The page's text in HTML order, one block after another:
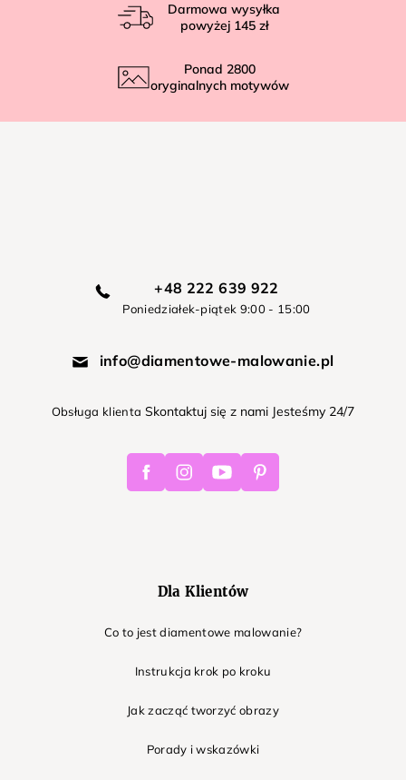
Darmowa wysyłka
powyżej 145 zł
Ponad 2800
oryginalnych motywów
+48 222 639 922
Poniedziałek-piątek 9:00 - 15:00
info@diamentowe-malowanie.pl
Obsługa klienta Skontaktuj się z nami Jesteśmy 24/7
FacebookInstagramYoutube Pinterest
Dla Klientów
Co to jest diamentowe malowanie?
Instrukcja krok po kroku
Jak zacząć tworzyć obrazy
Porady i wskazówki